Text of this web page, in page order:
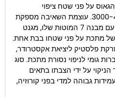
מ"מ וכמות הגאוס על פני שטח ציפוי
הנירוסטה היא בטווח של 3000-4000. עוצמת השאיבה מספקת
בכרייה, עיבוד פלסטיק ונסורת. עם מבנה 7 המוטות שלו, מגנט
של מתכת על פני שטחו בבת אחת.
פלסטיק ליציאת אקסטרודר,
גומי לניפוי נסורת מתכת. סוג
על ידי הצבתו בתאים
גבוהה למדי בפני קורוזיה,